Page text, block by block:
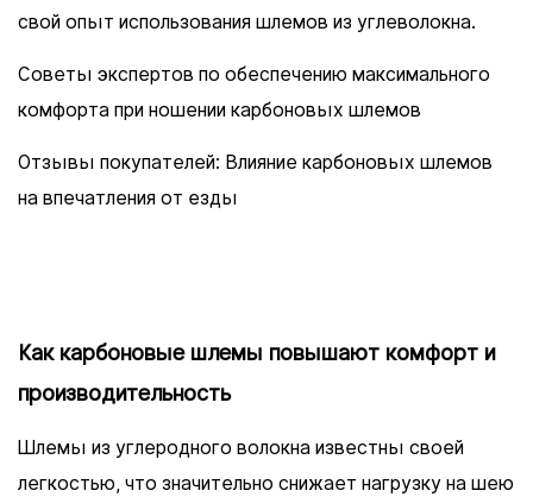
свой опыт использования шлемов из углеволокна.
Советы экспертов по обеспечению максимального
комфорта при ношении карбоновых шлемов
Отзывы покупателей: Влияние карбоновых шлемов
на впечатления от езды
Как карбоновые шлемы повышают комфорт и
производительность
Шлемы из углеродного волокна известны своей
легкостью, что значительно снижает нагрузку на шею